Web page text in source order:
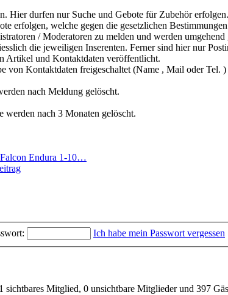
Hier durfen nur Suche und Gebote für Zubehör erfolgen.
erfolgen, welche gegen die gesetzlichen
/ Moderatoren zu melden und werden umgehend
die jeweiligen Inserenten. Ferner sind hier nur
Artikel und Kontaktdaten veröffentlicht.
von Kontaktdaten freigeschaltet (Name , Mail oder Tel.
nach Meldung gelöscht.
werden nach 3 Monaten gelöscht.
Endura 1-10…
Ich habe mein Passwort vergessen
sichtbares Mitglied, 0 unsichtbare Mitglieder und 397